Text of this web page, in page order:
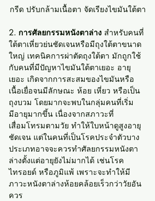
กรีด ปรับกล้ามเนื้อตา จัดเรียงไขมันใต้ตา
2. การศัลยกรรมหนังตาล่าง สำหรับคนที่
ใต้ตาเหี่ยวย่นชัดเจนหรือมีถุงใต้ตาขนาด
ใหญ่ เทคนิคการผ่าตัดถุงใต้ตา มักถูกใช้
กับคนที่มีปัญหาไขมันใต้ตาเยอะ อายุ
เยอะ เกิดจากการสะสมของไขมันหรือ
เนื้อเยื่อจนมีลักษณะ ห้อย เหี่ยว หรือเป็น
ถุงบวม โดยมากจะพบในกลุ่มคนที่เริ่ม
มีอายุมากขึ้น เนื่องจากสภาวะที่
เสื่อมโทรมตามวัย ทำให้ใบหน้าดูสูงอายุ
ชัดเจน แต่ในคนที่เป็นโรคประจำตัวบาง
ประเภทอาจจะควรทำศัลยกรรมหนังตา
ล่างตั้งแต่อายุยังไม่มากได้ เช่นโรค
ไทรอยด์ หรือภูมิแพ้ เพราะจะทำให้มี
ภาวะหนังตาล่างห้อยคล้อยเร็วกว่าวัยอัน
ควร